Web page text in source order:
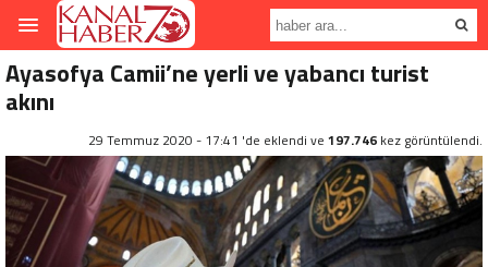
Ayasofya Camii’ne yerli ve yabancı turist
akını
29 Temmuz 2020 - 17:41 'de eklendi ve 197.746 kez görüntülendi.